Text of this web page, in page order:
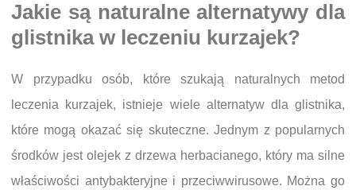
Jakie są naturalne alternatywy dla
glistnika w leczeniu kurzajek?
W przypadku osób, które szukają naturalnych metod
leczenia kurzajek, istnieje wiele alternatyw dla glistnika,
które mogą okazać się skuteczne. Jednym z popularnych
środków jest olejek z drzewa herbacianego, który ma silne
właściwości antybakteryjne i przeciwwirusowe. Można go